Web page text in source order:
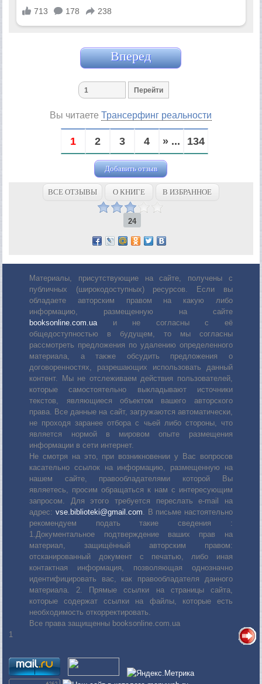
Вперед
Вы читаетеТрансерфинг реальности
1 2 3 4 » ... 134
Добавить отзыв
ВСЕ ОТЗЫВЫ О КНИГЕ В ИЗБРАННОЕ
24
Материалы, присутствующие на сайте, получены с
публичных (широкодоступных) ресурсов. Если вы
обладаете авторским правом на какую либо
информацию, размещенную на сайте
booksonline.com.uaи не согласны с её
общедоступностью в будущем, то мы согласны
рассмотреть предложения по удалению определенного
материала, а также обсудить предложения о
договоренностях, разрешающих использовать данный
контент. Мы не отслеживаем действия пользователей,
которые самостоятельно выкладывают источники
текстов, являющиеся объектом вашего авторского
права. Все данные на сайт, загружаются автоматически,
не проходя заранее отбора с чьей либо стороны, что
является нормой в мировом опыте размещения
информации в сети интернет.
Не смотря на это, при возникновении у Вас вопросов
касательно ссылок на информацию, размещенную на
нашем сайте, правообладателями которой Вы
являетесь, просим обращаться к нам с интересующим
запросом. Для этого требуется переслать е-mail на
адрес: vse.biblioteki@gmail.com. В письме настоятельно
рекомендуем подать такие сведения :
1.Документальное подтверждение ваших прав на
материал, защищённый авторским правом:
отсканированный документ с печатью, либо иная
контактная информация, позволяющая однозначно
идентифицировать вас, как правообладателя данного
материала. 2. Прямые ссылки на страницы сайта,
которые содержат ссылки на файлы, которые есть
необходимость откорректировать.
Все права защищенны booksonline.com.ua
1